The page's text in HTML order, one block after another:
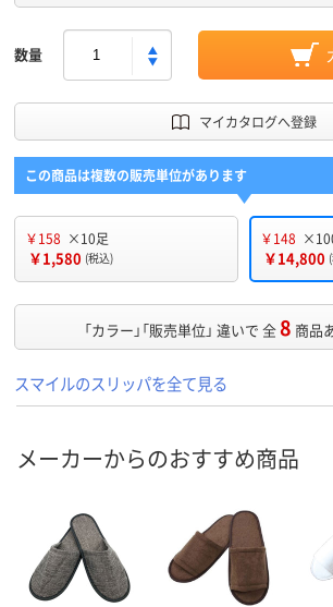
数量
マイカタログへ登録
この商品は複数の販売単位があります
￥158 ×10足
￥1,580 (税込)
￥148
￥14,800
「カラー」「販売単位」 違いで 全8 商品
スマイルのスリッパを全て見る
メーカーからのおすすめ商品